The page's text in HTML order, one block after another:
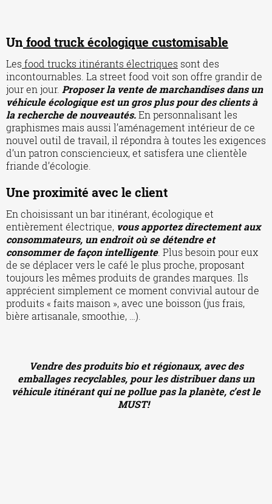
Unfood truck écologique customisable
Les food trucks itinérants électriques sont des
incontournables. La street food voit son offre grandir de
jour en jour. Proposer la vente de marchandises dans un
véhicule écologique est un gros plus pour des clients à
la recherche de nouveautés.En personnalisant les
graphismes mais aussi l’aménagement intérieur de ce
nouvel outil de travail, il répondra à toutes les exigences
d’un patron consciencieux, et satisfera une clientèle
friande d’écologie.
Une proximité avec le client
En choisissant un bar itinérant, écologique et
entièrement électrique, vous apportez directement aux
consommateurs, un endroit où se détendre et
consommer de façon intelligente. Plus besoin pour eux
de se déplacer vers le café le plus proche, proposant
toujours les mêmes produits de grandes marques. Ils
apprécient simplement ce moment convivial autour de
produits « faits maison », avec une boisson (jus frais,
bière artisanale, smoothie, …).
Vendre des produits bio et régionaux, avec des
emballages recyclables, pour les distribuer dans un
véhicule itinérant qui ne pollue pas la planète, c’est le
MUST!